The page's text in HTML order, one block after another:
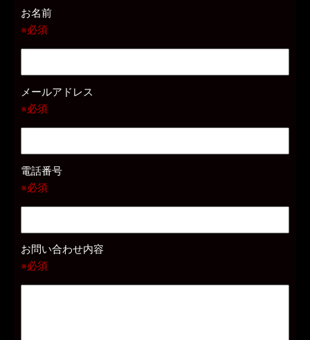
お名前
※必須
メールアドレス
※必須
電話番号
※必須
お問い合わせ内容
※必須